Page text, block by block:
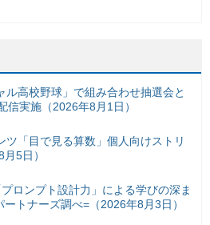
ル高校野球」で組み合わせ抽選会と
信実施（2026年8月1日）
ツ「目で見る算数」個人向けストリ
5日）
ロンプト設計力」による学びの深ま
トナーズ調べ=（2026年8月3日）